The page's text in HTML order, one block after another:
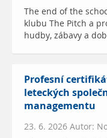
The end of the
klubu The Pitch a
hudby, zábavy a
Profesní
leteckých
managementu
23. 6. 2026 Autor: